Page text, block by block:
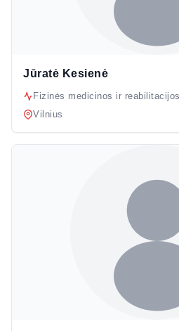
Jūratė Kesienė
Fizinės medicinos ir
Vilnius